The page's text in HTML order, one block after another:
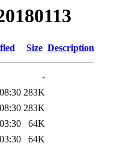
Size Description
-
283K
283K
64K
64K